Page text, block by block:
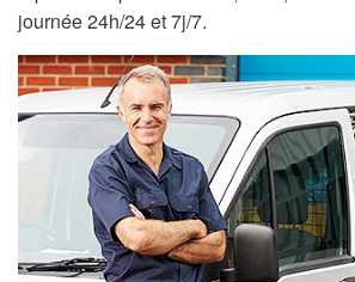
journée 24h/24 et 7j/7.